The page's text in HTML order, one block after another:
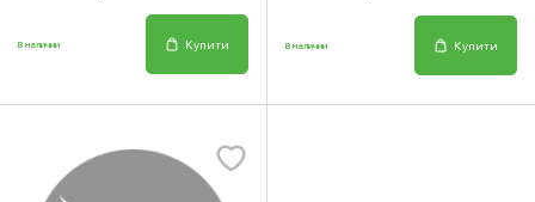
В наличии Купити В наличии Купити